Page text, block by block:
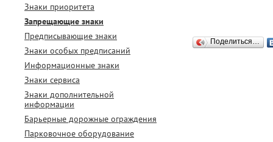
Знаки приоритета
Запрещающие знаки
Предписывающие знаки
Знаки особых предписаний
Информационные знаки
Знаки сервиса
Знаки дополнительной
информации
Барьерные дорожные ограждения
Парковочное оборудование
Поделиться…